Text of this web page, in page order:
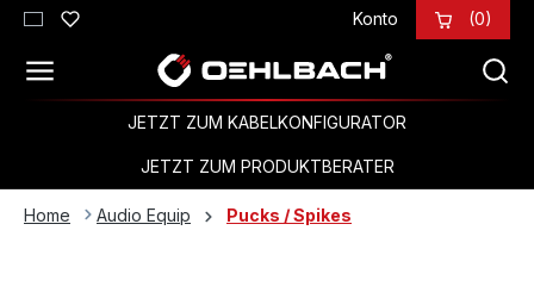
Zum Hauptinhalt springen Konto (0)
JETZT ZUM KABELKONFIGURATOR
JETZT ZUM PRODUKTBERATER
Home Audio Equip Pucks / Spikes